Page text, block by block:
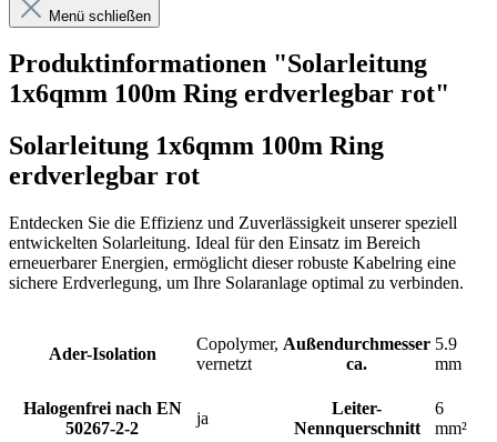
Menü schließen
Produktinformationen "Solarleitung
1x6qmm 100m Ring erdverlegbar rot"
Solarleitung 1x6qmm 100m Ring
erdverlegbar rot
Entdecken Sie die Effizienz und Zuverlässigkeit unserer speziell
entwickelten Solarleitung. Ideal für den Einsatz im Bereich
erneuerbarer Energien, ermöglicht dieser robuste Kabelring eine
sichere Erdverlegung, um Ihre Solaranlage optimal zu verbinden.
Ader-Isolation
Copolymer,
vernetzt
Außendurchmesser
ca.
5.9
mm
Halogenfrei nach EN
50267-2-2
ja
Leiter-
Nennquerschnitt
6
mm²